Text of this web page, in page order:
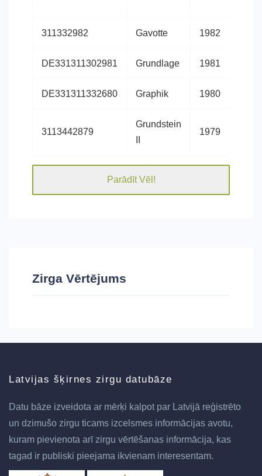
311332982 Gavotte 1982
DE331311302981 Grundlage 1981
DE331311332680 Graphik 1980
3113442879
Grundstein
1979
Parādīt Vēl!
Zirga Vērtējums
Latvijas šķirnes zirgu datubāze
Datu bāze izveidota ar mērķi kalpot par Latvijā reģistrēto
un dzimušo zirgu ticams izcelsmes informācijas avotu,
kuram pievienota arī zirgu vērtēšanas informācija, kas
tagad ir publiski pieejama ikvienam interesentam.